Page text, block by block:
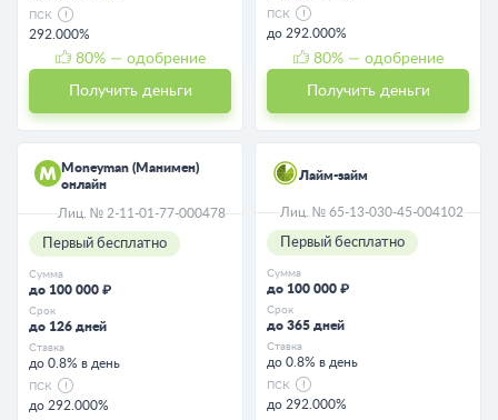
ПСК
292.000%
80% — одобрение
Получить деньги
ПСК
до 292.000%
80% — одобрение
Получить деньги
Moneyman (Манимен)
онлайн
Лиц. № 2-11-01-77-000478
Первый бесплатно
Сумма
до 100 000 ₽
Срок
до 126 дней
Ставка
до 0.8% в день
ПСК
до 292.000%
Лайм-займ
Лиц. № 65-13-030-45-004102
Первый бесплатно
Сумма
до 100 000 ₽
Срок
до 365 дней
Ставка
до 0.8% в день
ПСК
до 292.000%